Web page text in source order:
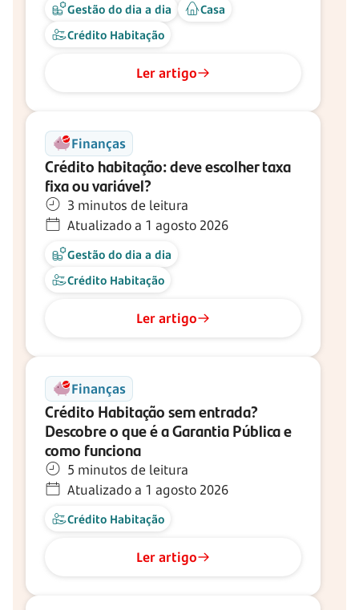
Gestão do dia a dia
Casa
Crédito Habitação
Ler artigo
Finanças
Crédito habitação: deve escolher taxa
fixa ou variável?
3 minutos de leitura
Atualizado a 1 agosto 2026
Gestão do dia a dia
Crédito Habitação
Ler artigo
Finanças
Crédito Habitação sem entrada?
Descobre o que é a Garantia Pública e
como funciona
5 minutos de leitura
Atualizado a 1 agosto 2026
Crédito Habitação
Ler artigo